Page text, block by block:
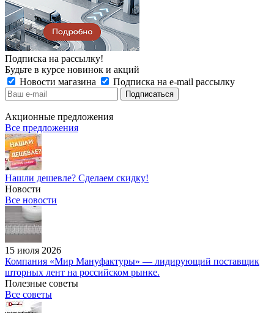
Подписка на рассылку!
Будьте в курсе новинок и акций
Новости магазина
Подписка на e-mail рассылку
Акционные предложения
Все предложения
Нашли дешевле? Сделаем скидку!
Новости
Все новости
15 июля 2026
Компания «Мир Мануфактуры» — лидирующий поставщик
шторных лент на российском рынке.
Полезные советы
Все советы